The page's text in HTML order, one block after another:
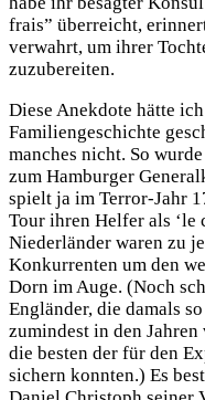
frais” überreicht,
verwahrt, um ihrer
zuzubereiten.
Diese Anekdote hätte
Familiengeschichte
manches nicht. So
zum Hamburger
spielt ja im Terror-Jahr
Tour ihren Helfer als ‘le
Niederländer waren zu
Konkurrenten um den
Dorn im Auge. (Noch
Engländer, die damals
zumindest in den
die besten der für den
sichern konnten.) Es